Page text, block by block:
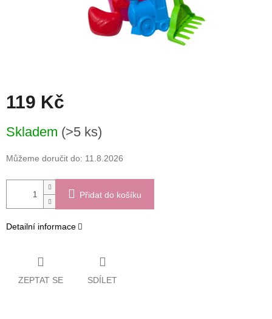
119 Kč
cena:
Skladem (>5 ks)
Můžeme doručit do: 11.8.2026
Přidat do košíku
Detailní informace
ZEPTAT SE SDÍLET